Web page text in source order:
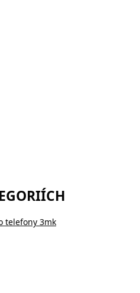
telefony 3mk